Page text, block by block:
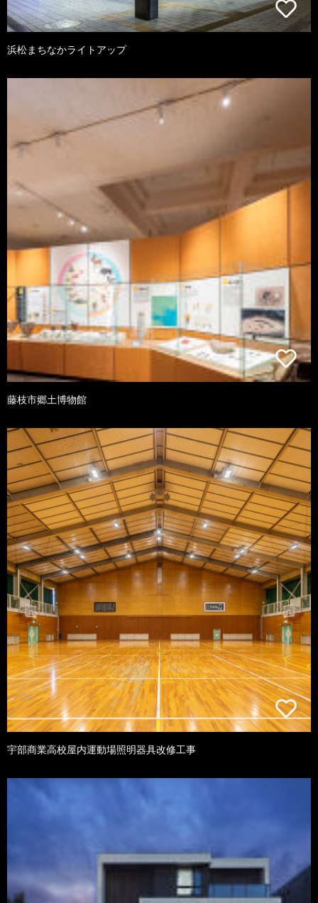
浜松まちなかライトアップ
藤枝市郷土博物館
宇部商業高校屋内運動場照明器具改修工事